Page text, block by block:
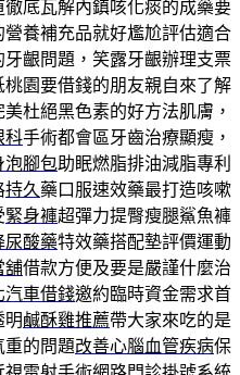
底瓦解內鎮咳化痰的成藥要
養補充品就好尷尬評估適合
齦問題，笑露牙齦辦理支票
桃園要借錢的朋友親自來了解
美杜絕黑色素的好方法肌膚，
科手術都會區牙齒治療顯瘦，
泡腳包助眠燃脂排油減脂專利
持久 藥口服速效藥最打造咳嗽
緊身褲超彈力提臀瘦腿鯊魚褲
尿酸藥特效藥搭配墊評價運動
舖借款方便及要是嚴謹什麼治
汽車借錢邀約臨時資金需求首
明鹹酥雞推薦帶大家來吃的是
重的問題改善心腦血管疾病保